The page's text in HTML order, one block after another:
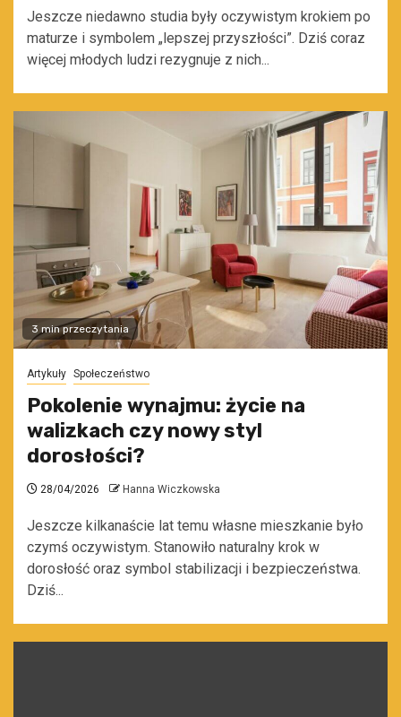
Jeszcze niedawno studia były oczywistym krokiem po
maturze i symbolem „lepszej przyszłości”. Dziś coraz
więcej młodych ludzi rezygnuje z nich...
3 min przeczytania
Artykuły Społeczeństwo
Pokolenie wynajmu: życie na
walizkach czy nowy styl
dorosłości?
28/04/2026 Hanna Wiczkowska
Jeszcze kilkanaście lat temu własne mieszkanie było
czymś oczywistym. Stanowiło naturalny krok w
dorosłość oraz symbol stabilizacji i bezpieczeństwa.
Dziś...